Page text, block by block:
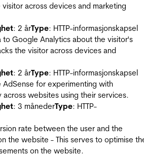
across devices and marketing
: 2 årType: HTTP-informasjonskapsel
to Google Analytics about the visitor's
the visitor across devices and
: 2 årType: HTTP-informasjonskapsel
AdSense for experimenting with
websites using their services.
: 3 månederType: HTTP-
rate between the user and the
the website - This serves to optimise
on the website.